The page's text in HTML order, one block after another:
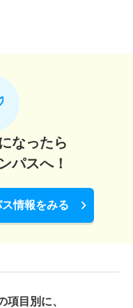
なったら
パスへ！
情報をみる
項目別に、